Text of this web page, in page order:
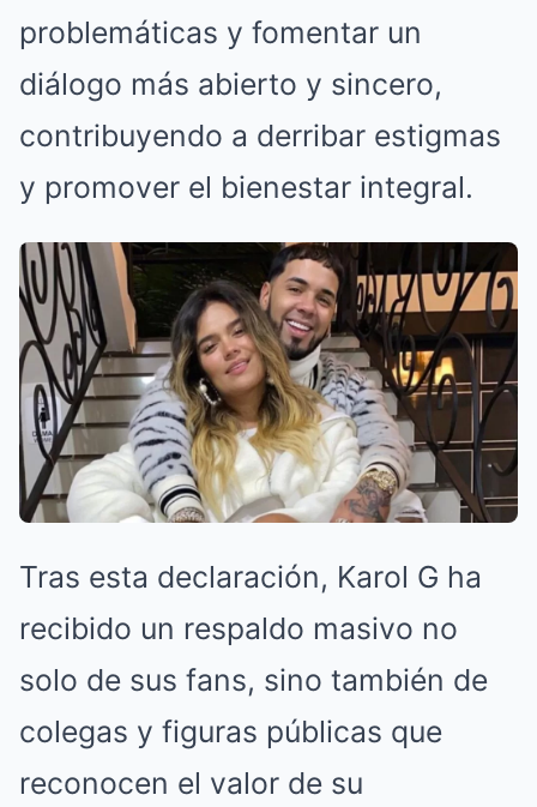
problemáticas y fomentar un
diálogo más abierto y sincero,
contribuyendo a derribar estigmas
y promover el bienestar integral.
Tras esta declaración, Karol G ha
recibido un respaldo masivo no
solo de sus fans, sino también de
colegas y figuras públicas que
reconocen el valor de su